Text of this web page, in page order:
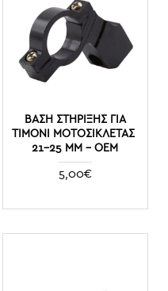
BΆΣΗ ΣΤΉΡΙΞΗΣ ΓΙΑ
ΤΙΜΌΝΙ ΜΟΤΟΣΙΚΛΈΤΑΣ
21-25 MM - OEM
5,00€